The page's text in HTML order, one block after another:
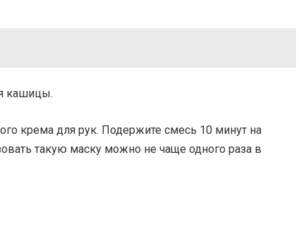
кашицы.
крема для рук. Подержите смесь 10 минут на
такую маску можно не чаще одного раза в